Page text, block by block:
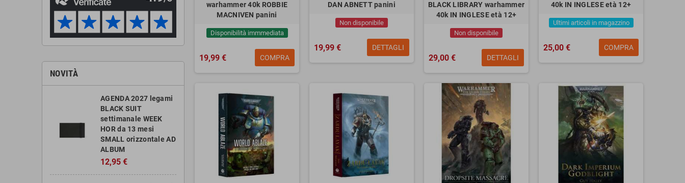
NOVITÀ
AGENDA 2027 legami
BLACK SUIT
settimanale WEEK
HOR da 13 mesi
SMALL orizzontale AD
ALBUM
12,95 €
warhammer 40k ROBBIE
MACNIVEN panini
Disponibilità immmediata
19,99 € COMPRA
DAN ABNETT panini
Non disponibile
19,99 € DETTAGLI
BLACK LIBRARY warhammer
40k IN INGLESE età 12+
Non disponibile
29,00 € DETTAGLI
40k IN INGLESE età 12+
Ultimi articoli in magazzino
25,00 € COMPRA